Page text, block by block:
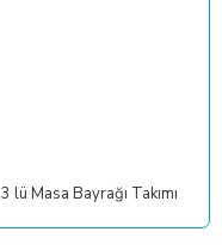
3 lü Masa Bayrağı Takımı